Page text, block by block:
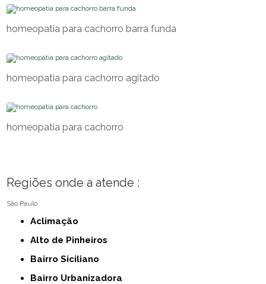
homeopatia para cachorro barra funda
homeopatia para cachorro agitado
homeopatia para cachorro
Regiões onde a atende :
São Paulo
Aclimação
Alto de Pinheiros
Bairro Siciliano
Bairro Urbanizadora